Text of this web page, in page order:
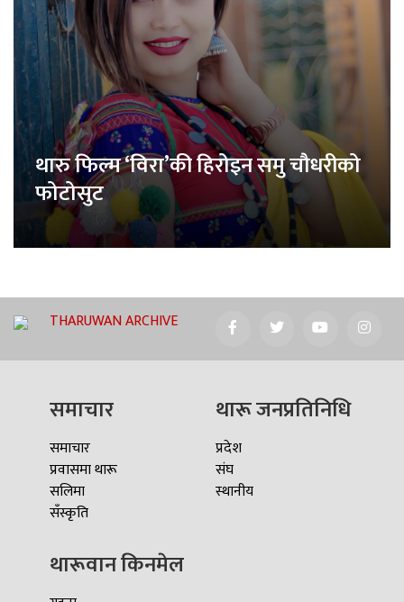
थारु फिल्म ‘विरा’की हिरोइन समु चौधरीको
फोटोसुट
THARUWAN ARCHIVE
समाचार
समाचार
प्रवासमा थारू
सलिमा
सँस्कृति
थारू जनप्रतिनिधि
प्रदेश
संघ
स्थानीय
थारूवान किनमेल